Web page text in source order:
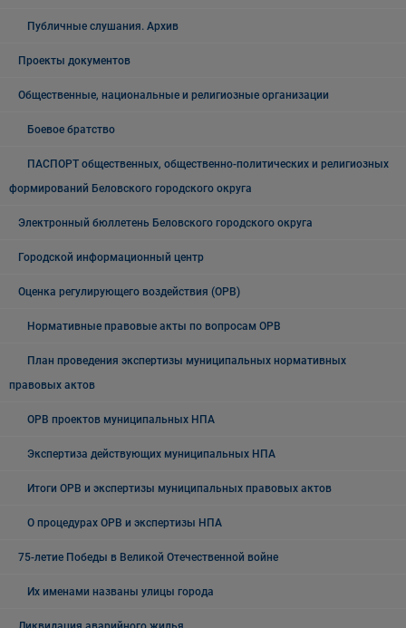
Публичные слушания. Архив
Проекты документов
Общественные, национальные и религиозные организации
Боевое братство
ПАСПОРТ общественных, общественно-политических и религиозных
формирований Беловского городского округа
Электронный бюллетень Беловского городского округа
Городской информационный центр
Оценка регулирующего воздействия (ОРВ)
Нормативные правовые акты по вопросам ОРВ
План проведения экспертизы муниципальных нормативных
правовых актов
ОРВ проектов муниципальных НПА
Экспертиза действующих муниципальных НПА
Итоги ОРВ и экспертизы муниципальных правовых актов
О процедурах ОРВ и экспертизы НПА
75-летие Победы в Великой Отечественной войне
Их именами названы улицы города